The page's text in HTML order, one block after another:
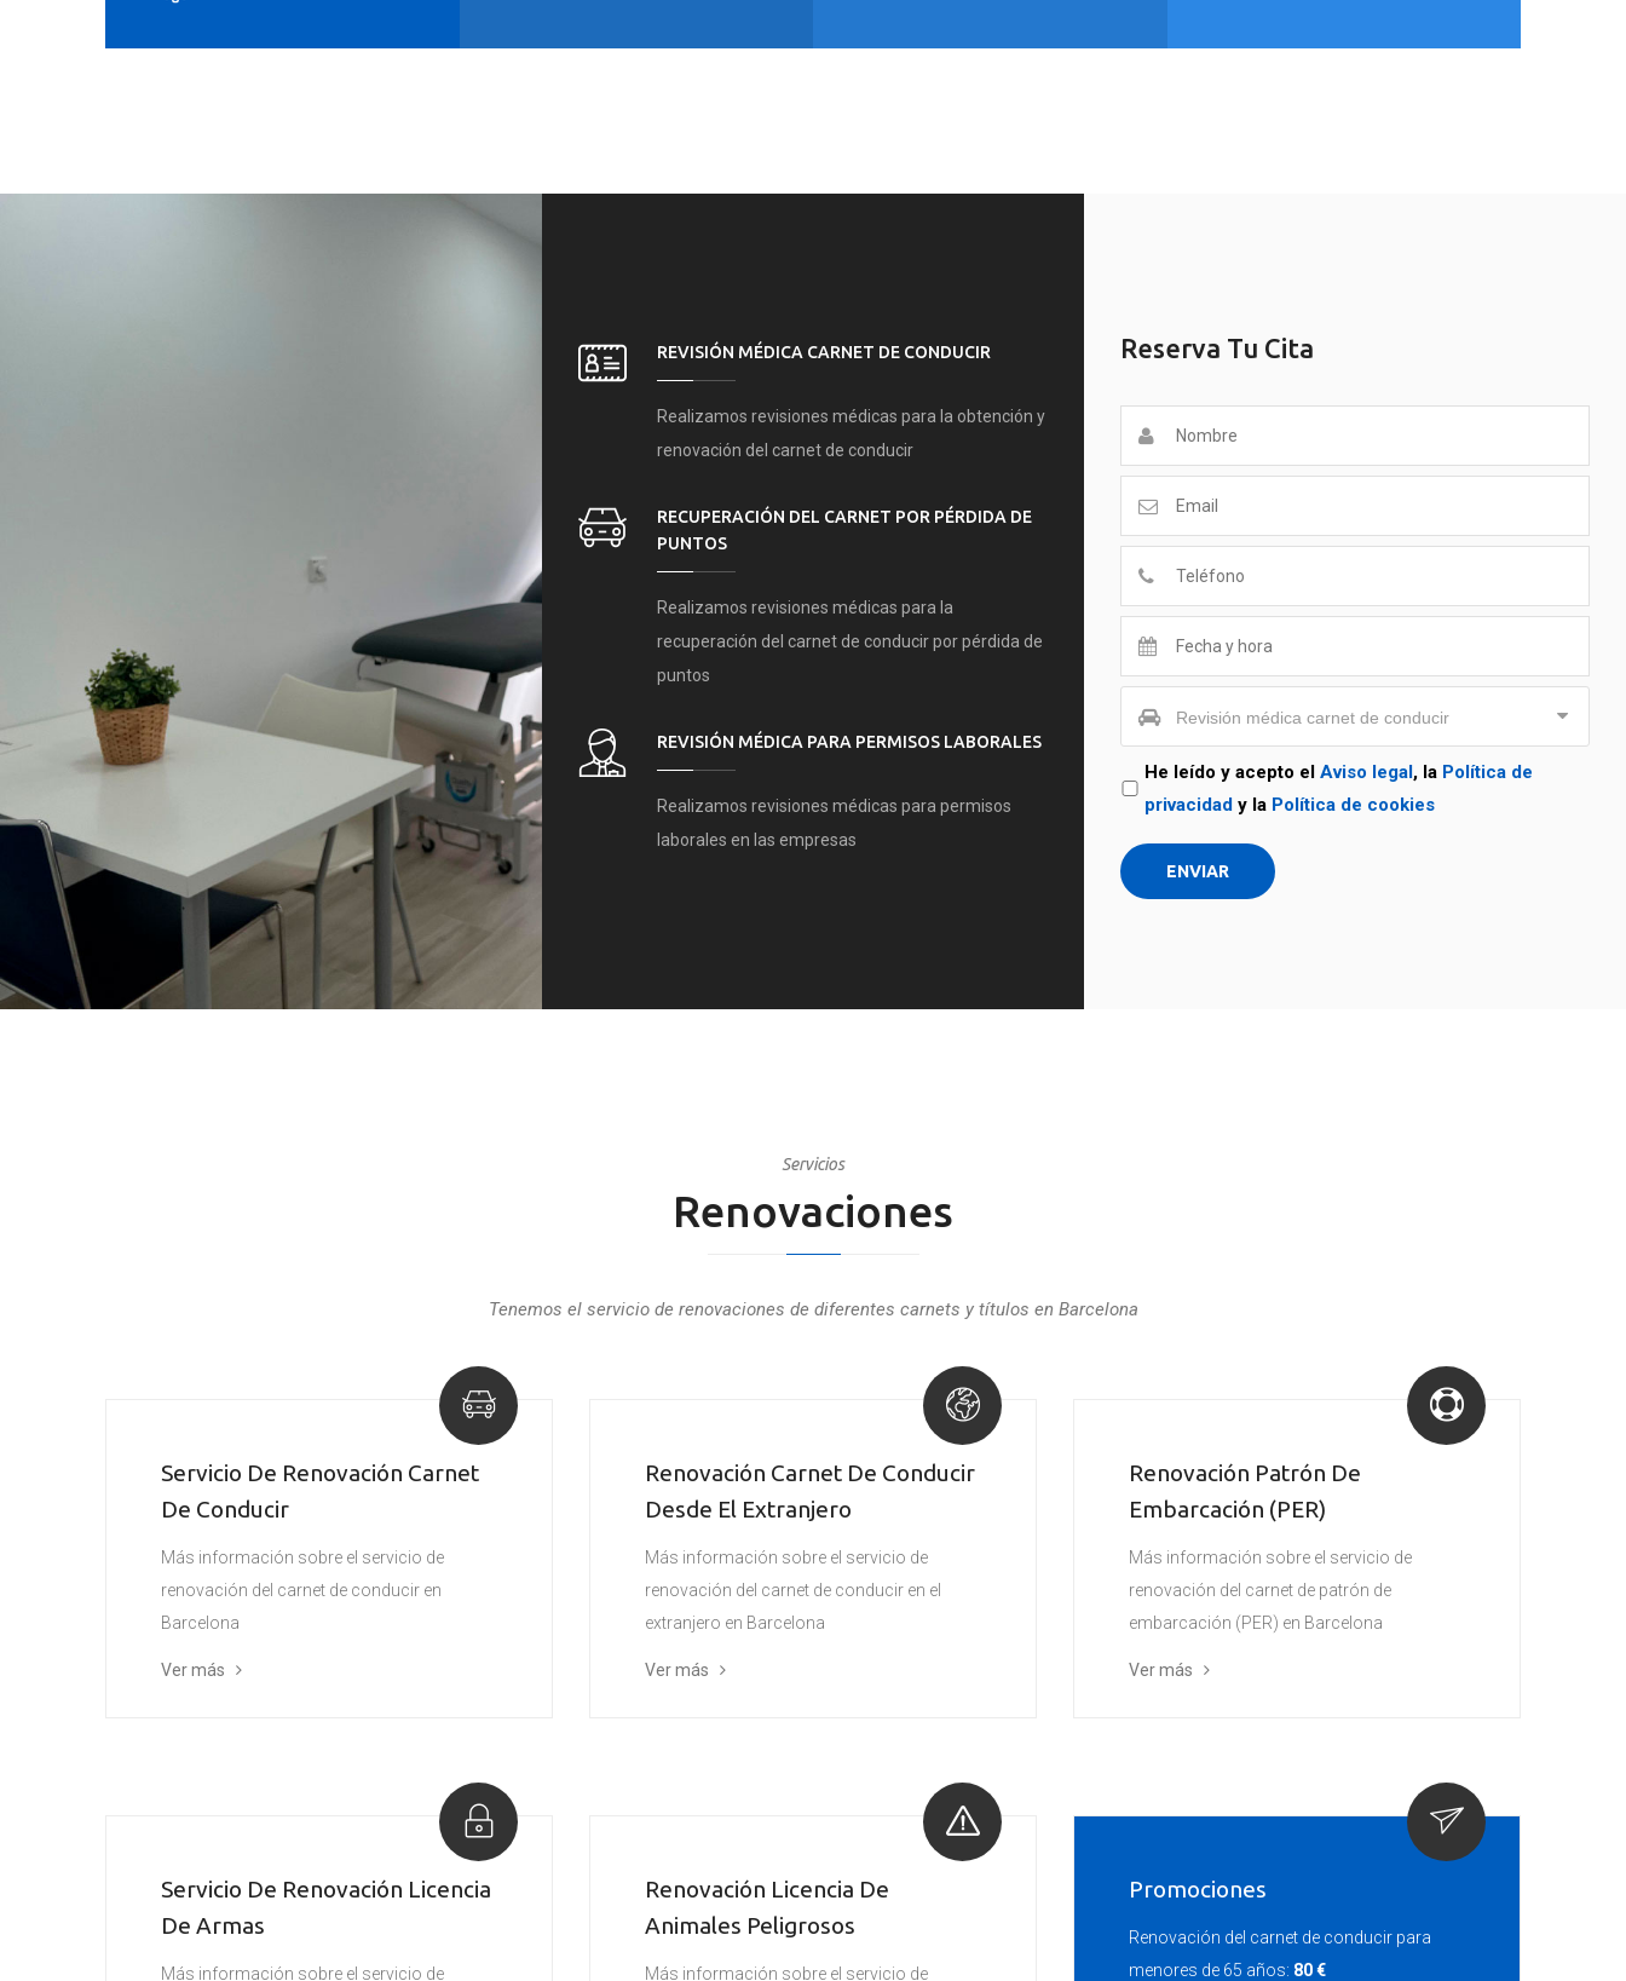
recuperación del carnet de conducir por pérdida de
puntos
REVISIÓN MÉDICA PARA PERMISOS LABORALES
Realizamos revisiones médicas para permisos
laborales en las empresas
REVISIÓN MÉDICA CARNET DE CONDUCIR
Realizamos revisiones médicas para la obtención y
renovación del carnet de conducir
RECUPERACIÓN DEL CARNET POR PÉRDIDA DE
PUNTOS
Realizamos revisiones médicas para la
recuperación del carnet de conducir por pérdida de
puntos
REVISIÓN MÉDICA PARA PERMISOS LABORALES
Realizamos revisiones médicas para permisos
laborales en las empresas
REVISIÓN MÉDICA CARNET DE CONDUCIR
RECUPERACIÓN DEL CARNET POR PÉRDIDA DE
PUNTOS
Realizamos revisiones médicas para la
recuperación del carnet de conducir por pérdida de
puntos
REVISIÓN MÉDICA PARA PERMISOS LABORALES
Realizamos revisiones médicas para permisos
laborales en las empresas
Reserva Tu Cita
Revisión médica carnet de conducir
He leído y acepto el Aviso legal, la Política de
privacidady la Política de cookies
ENVIAR
Servicios
Renovaciones
Tenemos el servicio de renovaciones de diferentes carnets y títulos en Barcelona
Servicio De Renovación Carnet
De Conducir
Más información sobre el servicio de
renovación del carnet de conducir en
Barcelona
Ver más
Renovación Carnet De Conducir
Desde El Extranjero
Más información sobre el servicio de
renovación del carnet de conducir en el
extranjero en Barcelona
Ver más
Renovación Patrón De
Embarcación (PER)
Más información sobre el servicio de
renovación del carnet de patrón de
embarcación (PER) en Barcelona
Ver más
Servicio De Renovación Licencia
De Armas
Más información sobre el servicio de
Renovación Licencia De
Animales Peligrosos
Más información sobre el servicio de
Promociones
Renovación del carnet de conducir para
menores de 65 años: 80 €